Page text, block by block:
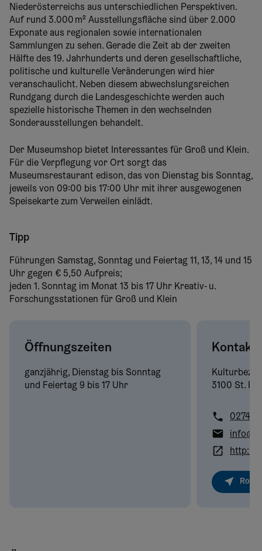
Niederösterreichs aus unterschiedlichen Perspektiven.
Auf rund 3.000 m² Ausstellungsfläche sind über 2.000
Exponate aus regionalen sowie internationalen
Sammlungen zu sehen. Gerade die Zeit ab der zweiten
Hälfte des 19. Jahrhunderts und deren gesellschaftliche,
politische und kulturelle Veränderungen wird hier
veranschaulicht. Neben diesem abwechslungsreichen
Rundgang durch die Landesgeschichte werden auch
spezielle historische Themen in den wechselnden
Sonderausstellungen behandelt.
Der Museumshop bietet Interessantes für Groß und Klein.
Für die Verpflegung vor Ort sorgt das
Museumsrestaurant edison, das von Dienstag bis Sonntag,
jeweils von 09:00 bis 17:00 Uhr mit ihrer ausgewogenen
Speisekarte zum Verweilen einlädt.
Tipp
Führungen Samstag, Sonntag und Feiertag 11, 13, 14 und 15
Uhr gegen € 5,50 Aufpreis;
jeden 1. Sonntag im Monat 13 bis 17 Uhr Kreativ- u.
Forschungsstationen für Groß und Klein
Öffnungszeiten
ganzjährig, Dienstag bis Sonntag
und Feiertag 9 bis 17 Uhr
Kontakt
3100 St.
http://